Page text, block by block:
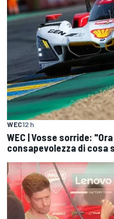
WEC12 h
WEC | Vosse sorride:
consapevolezza di cosa